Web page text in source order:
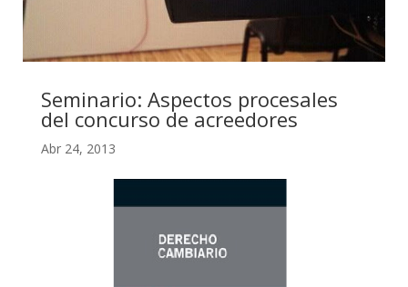
Seminario: Aspectos procesales
del concurso de acreedores
Abr 24, 2013